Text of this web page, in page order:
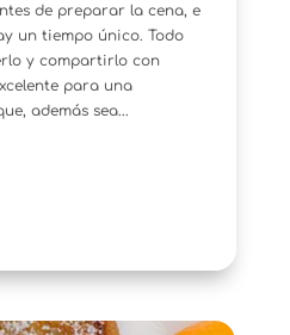
de preparar la cena, e
un tiempo único. Todo
y compartirlo con
para una
además sea...